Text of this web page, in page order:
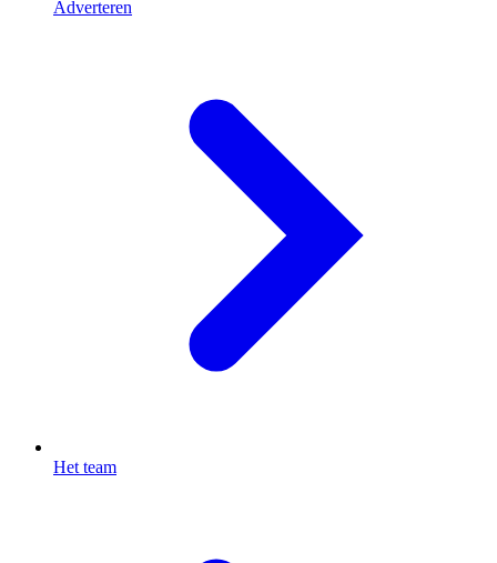
Adverteren
Het team